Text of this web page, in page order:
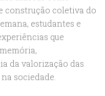
construção coletiva do
estudantes e
que
da valorização das
sociedade.